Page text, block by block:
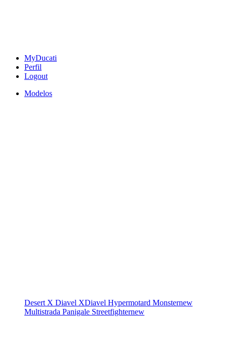
MyDucati
Perfil
Logout
Modelos
Desert X Diavel XDiavel Hypermotard Monsternew
Multistrada Panigale Streetfighternew